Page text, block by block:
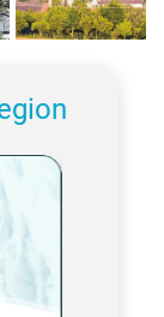
Die Lage
von
zu bieten,
Einwohner
wird seit